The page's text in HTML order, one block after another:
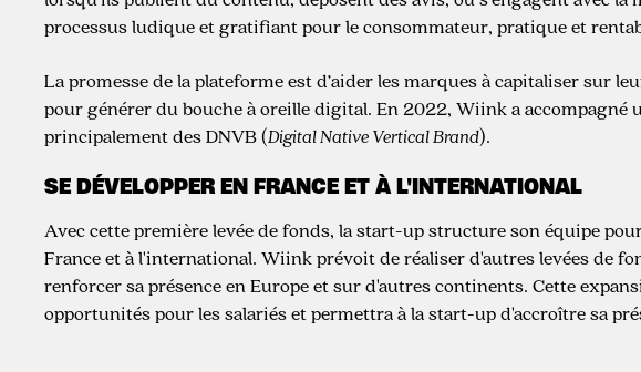
processus ludique et gratifiant pour le consommateur, pratique et
La promesse de la plateforme est d’aider les marques à capitaliser sur
pour générer du bouche à oreille digital. En 2022, Wiink a accompagné
principalement des DNVB (Digital Native Vertical Brand).
SE DÉVELOPPER EN FRANCE ET À L'INTERNATIONAL
Avec cette première levée de fonds, la start-up structure son équipe
France et à l'international. Wiink prévoit de réaliser d'autres levées de
renforcer sa présence en Europe et sur d'autres continents. Cette
opportunités pour les salariés et permettra à la start-up d'accroître sa